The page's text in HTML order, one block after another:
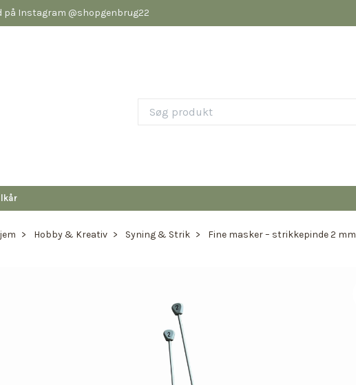
på Instagram @shopgenbrug22
Hobby & Kreativ Syning & Strik Fine masker – strikkepinde 2 mm